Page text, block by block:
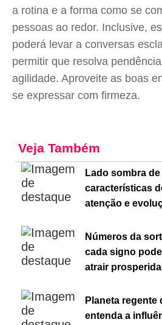
a rotina e a forma como se
pessoas ao redor. Inclusive,
poderá levar a conversas
permitir que resolva
agilidade. Aproveite as boas
se expressar com firmeza.
Veja Também
Lado sombra
características
atenção e
Números da
cada signo
atrair
Planeta regente
entenda a